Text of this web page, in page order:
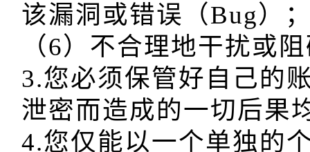
该漏洞或错误（Bug）
（6）不合理地干扰或
3.您必须保管好自己的
泄密而造成的一切后果
4.您仅能以一个单独的